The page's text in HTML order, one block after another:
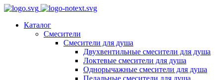
Каталог
Смесители
Смесители для душа
Двухвентильные смесители для душа
Локтевые смесители для душа
Однорычажные смесители для душа
Педальные смесители для душа